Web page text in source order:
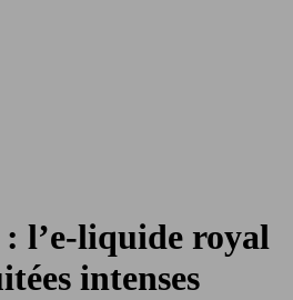
: l’e-liquide royal
intenses